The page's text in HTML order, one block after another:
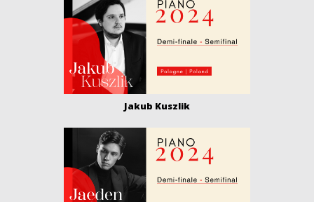
Jakub Kuszlik